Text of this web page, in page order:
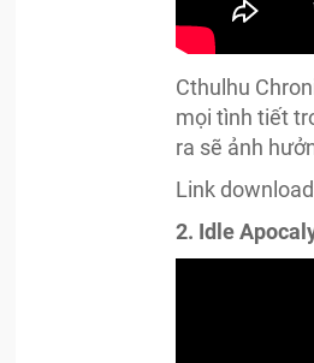
Cthulhu
mọi tình tiết
ra sẽ ảnh
Link
2. Idle